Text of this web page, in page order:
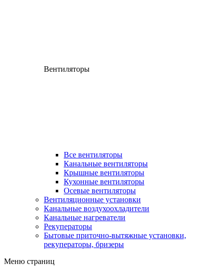
Вентиляторы
Все вентиляторы
Канальные вентиляторы
Крышные вентиляторы
Кухонные вентиляторы
Осевые вентиляторы
Вентиляционные установки
Канальные воздухоохладители
Канальные нагреватели
Рекуператоры
Бытовые приточно-вытяжные установки,
рекуператоры, бризеры
Меню страниц